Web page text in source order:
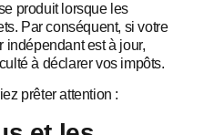
produit lorsque les
Par conséquent, si votre
indépendant est à jour,
à déclarer vos impôts.
prêter attention :